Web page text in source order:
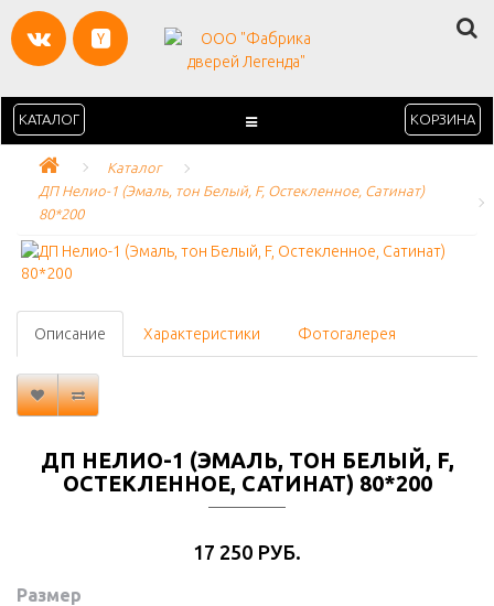
КАТАЛОГ КОРЗИНА
Каталог
ДП Нелио-1 (Эмаль, тон Белый, F, Остекленное, Сатинат)
80*200
Описание Характеристики Фотогалерея
ДП НЕЛИО-1 (ЭМАЛЬ, ТОН БЕЛЫЙ, F,
ОСТЕКЛЕННОЕ, САТИНАТ) 80*200
17 250 РУБ.
Размер